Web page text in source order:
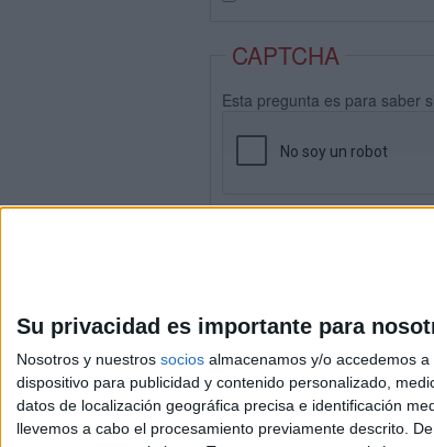
Su privacidad es importante para
Nosotros y nuestros socios almacenamos y/o accedemos
dispositivo para publicidad y contenido personalizado,
datos de localización geográfica precisa e identificación
llevemos a cabo el procesamiento previamente descrito.
CAPTCHA
Esta pregunta es para saber